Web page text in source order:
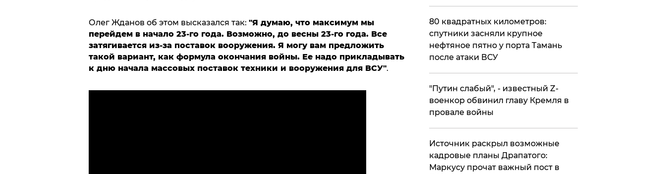
Олег Жданов об этом высказался так: "Я думаю, что максимум мы
перейдем в начало 23-го года. Возможно, до весны 23-го года. Все
затягивается из-за поставок вооружения. Я могу вам предложить
такой вариант, как формула окончания войны. Ее надо прикладывать
к дню начала массовых поставок техники и вооружения для ВСУ".
80 квадратных километров:
спутники засняли крупное
нефтяное пятно у порта Тамань
после атаки ВСУ
​"Путин слабый", - известный Z-
военкор обвинил главу Кремля в
провале войны
​Источник раскрыл возможные
кадровые планы Драпатого:
Маркусу прочат важный пост в